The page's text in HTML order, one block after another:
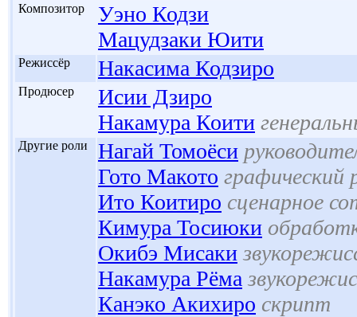
Композитор
Уэно Кодзи
Мацудзаки Юити
Режиссёр Накасима Кодзиро
Продюсер
Исии Дзиро
Накамура Коити
Другие роли Нагай Томоёси
Гото Макото графический
Ито Коитиро сценарное
Кимура Тосиюки
Окибэ Мисаки
Накамура Рёма
Канэко Акихиро скрипт